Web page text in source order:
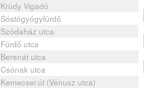
Krúdy Vigadó
Sóstógyógyfürdő
Szódaház utca
Fürdő utca
Berenát utca
Csónak utca
Kemecsei út (Vénusz utca)